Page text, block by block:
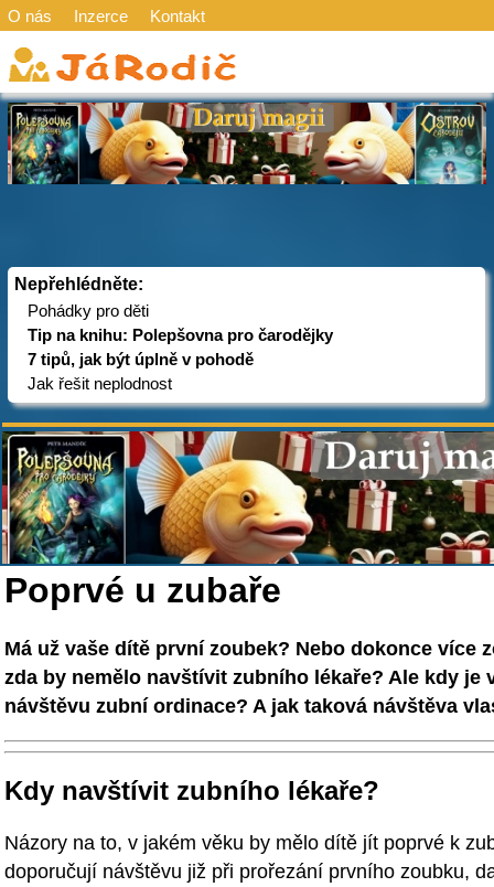
O nás Inzerce Kontakt
Nepřehlédněte:
Pohádky pro děti
Tip na knihu: Polepšovna pro čarodějky
7 tipů, jak být úplně v pohodě
Jak řešit neplodnost
Poprvé u zubaře
Má už vaše dítě první zoubek? Nebo dokonce více
zda by nemělo navštívit zubního lékaře? Ale kdy je
návštěvu zubní ordinace? A jak taková návštěva
Kdy navštívit zubního lékaře?
Názory na to, v jakém věku by mělo dítě jít poprvé k
doporučují návštěvu již při prořezání prvního zoubku,